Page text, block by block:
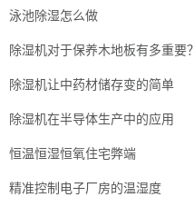
泳池除湿怎么做
除湿机对于保养木地板有多重要？
除湿机让中药材储存变的简单
除湿机在半导体生产中的应用
恒温恒湿恒氧住宅弊端
精准控制电子厂房的温湿度